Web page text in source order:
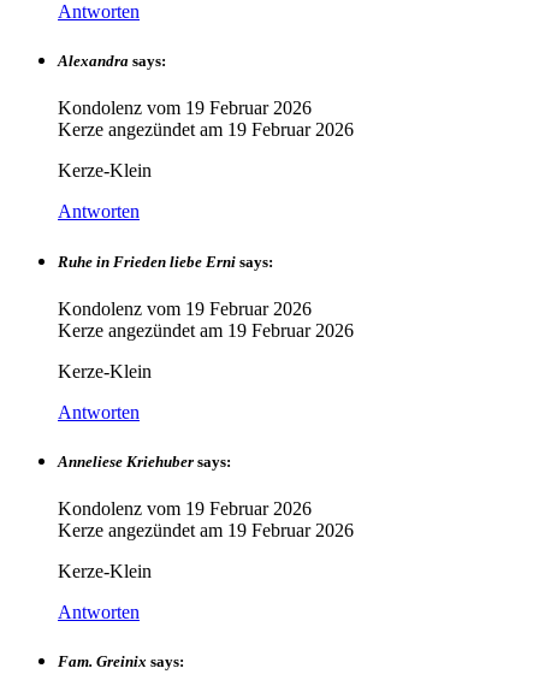
Antworten
Alexandra says:
Kondolenz vom 19 Februar 2026
Kerze angezündet am 19 Februar 2026
Kerze-Klein
Antworten
Ruhe in Frieden liebe Erni says:
Kondolenz vom 19 Februar 2026
Kerze angezündet am 19 Februar 2026
Kerze-Klein
Antworten
Anneliese Kriehuber says:
Kondolenz vom 19 Februar 2026
Kerze angezündet am 19 Februar 2026
Kerze-Klein
Antworten
Fam. Greinix says: